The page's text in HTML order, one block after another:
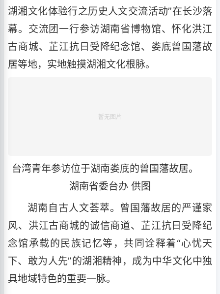
湖湘文化体验行之历史人文交流活动”在长沙落
幕。交流团一行参访湖南省博物馆、怀化洪江
古商城、芷江抗日受降纪念馆、娄底曾国藩故
居等地，实地触摸湖湘文化根脉。
台湾青年参访位于湖南娄底的曾国藩故居。
湖南省委台办 供图
湖南自古人文荟萃。曾国藩故居的严谨家
风、洪江古商城的诚信商道、芷江抗日受降纪
念馆承载的民族记忆等，共同诠释着“心忧天
下、敢为人先”的湖湘精神，成为中华文化中独
具地域特色的重要一脉。